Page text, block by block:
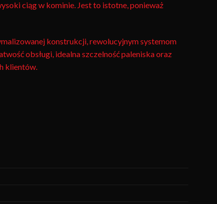
ciąg w kominie. Jest to istotne, ponieważ
konstrukcji, rewolucyjnym systemom
obsługi, idealna szczelność paleniska oraz
klientów.